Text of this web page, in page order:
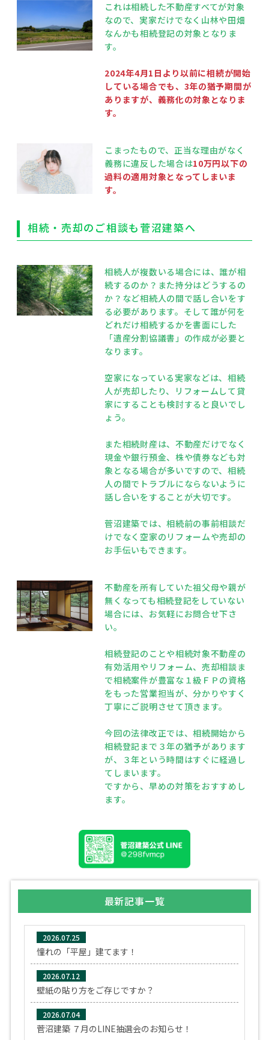
これは相続した不動産すべてが対象
なので、実家だけでなく山林や田畑
なんかも相続登記の対象となりま
す。
2024年4月1日より以前に相続が開始
している場合でも、3年の猶予期間が
ありますが、義務化の対象となりま
す。
こまったもので、正当な理由がなく
義務に違反した場合は10万円以下の
過料の適用対象となってしまいま
す。
相続・売却のご相談も菅沼建築へ
相続人が複数いる場合には、誰が相
続するのか？また持分はどうするの
か？など相続人の間で話し合いをす
る必要があります。そして誰が何を
どれだけ相続するかを書面にした
「遺産分割協議書」の作成が必要と
なります。
空家になっている実家などは、相続
人が売却したり、リフォームして貸
家にすることも検討すると良いでし
ょう。
また相続財産は、不動産だけでなく
現金や銀行預金、株や債券なども対
象となる場合が多いですので、相続
人の間でトラブルにならないように
話し合いをすることが大切です。
菅沼建築では、相続前の事前相談だ
けでなく空家のリフォームや売却の
お手伝いもできます。
不動産を所有していた祖父母や親が
無くなっても相続登記をしていない
場合には、お気軽にお問合せ下さ
い。
相続登記のことや相続対象不動産の
有効活用やリフォーム、売却相談ま
で相続案件が豊富な１級ＦＰの資格
をもった営業担当が、分かりやすく
丁寧にご説明させて頂きます。
今回の法律改正では、相続開始から
相続登記まで３年の猶予があります
が、３年という時間はすぐに経過し
てしまいます。
ですから、早めの対策をおすすめし
ます。
最新記事一覧
2026.07.25
憧れの「平屋」建てます！
2026.07.12
壁紙の貼り方をご存じですか？
2026.07.04
菅沼建築 ７月のLINE抽選会のお知らせ！